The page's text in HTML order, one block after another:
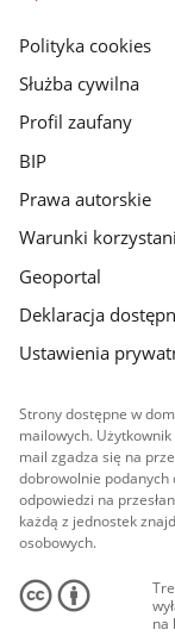
gov.pl
Polityka cookies
Służba cywilna
Profil zaufany
BIP
Prawa autorskie
Warunki
Geoportal
Deklaracja
Ustawienia
Strony dostępne w
mailowych.
mail zgadza się na
dobrowolnie podanych
odpowiedzi na
każdą z jednostek
osobowych.
na